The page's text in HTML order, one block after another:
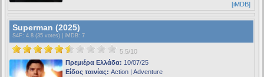
[iMDB]
Superman (2025)
S4F : 4.8 (35 votes) | iMDB: 7
5.5/10
Πρεμιέρα Ελλάδα: 10/07/25
Είδος ταινίας: Action | Adventure